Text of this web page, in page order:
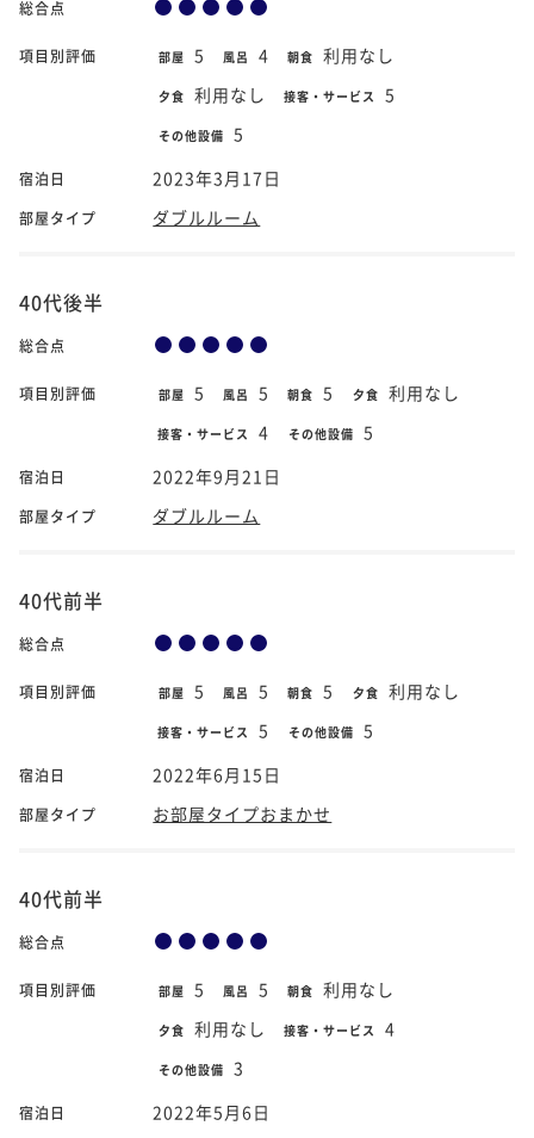
総合点
項目別評価 部屋 5 風呂 4 朝食 利用なし
夕食 利用なし 接客・サービス 5
その他設備 5
宿泊日 2023年3月17日
部屋タイプ ダブルルーム
40代後半
総合点
項目別評価 部屋 5 風呂 5 朝食 5 夕食 利用なし
接客・サービス 4 その他設備 5
宿泊日 2022年9月21日
部屋タイプ ダブルルーム
40代前半
総合点
項目別評価 部屋 5 風呂 5 朝食 5 夕食 利用なし
接客・サービス 5 その他設備 5
宿泊日 2022年6月15日
部屋タイプ お部屋タイプおまかせ
40代前半
総合点
項目別評価 部屋 5 風呂 5 朝食 利用なし
夕食 利用なし 接客・サービス 4
その他設備 3
宿泊日 2022年5月6日